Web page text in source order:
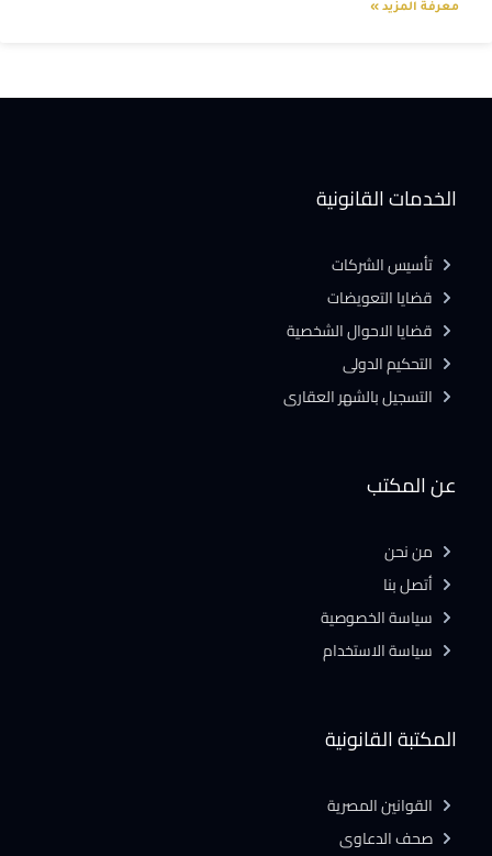
معرفة المزيد »
المكتبة القانونية
القوانين المصرية
صحف الدعاوى
عن المكتب
من نحن
أتصل بنا
سياسة الخصوصية
سياسة الاستخدام
الخدمات القانونية
تأسيس الشركات
قضايا التعويضات
قضايا الاحوال الشخصية
التحكيم الدولى
التسجيل بالشهر العقارى